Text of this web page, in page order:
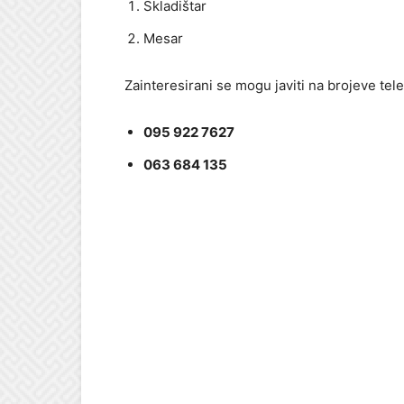
Skladištar
Mesar
Zainteresirani se mogu javiti na brojeve
095 922 7627
063 684 135